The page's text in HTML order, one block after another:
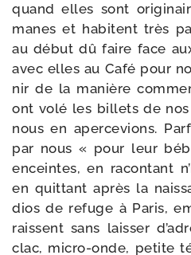
quand elles sont
manes et habitent très
au début dû faire face
avec elles au Café pour
nir de la manière
ont volé les billets de
nous en aper­ce­vions.
par nous « pour leur
enceintes, en racon­tant
en quit­tant après la
dios de refuge à Paris,
raissent sans lais­ser
clac, micro-​onde, petite